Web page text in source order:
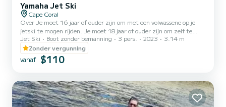
Yamaha Jet Ski
Cape Coral
Over Je moet 16 jaar of ouder zijn om met een volwassene op je
jetski te mogen rijden. Je moet 18 jaar of ouder zijn om zelf te
huren of te rijden. Elke jetski kan maximaal 3 passagiers vervoeren,
maximaal gecombineerd gewicht 450 lbs. Er moet een
huurovereenkomst worden ondertekend en ingevuld voordat je het
water op gaat. Als een bestuurder in 1988 of later is geboren, moet
staat. Meer informatie Reddingsvesten zijn inbegre...
Jet Ski Boot zonder bemanning 3 pers. 2023
3.14 m
Zonder vergunning
vanaf $110